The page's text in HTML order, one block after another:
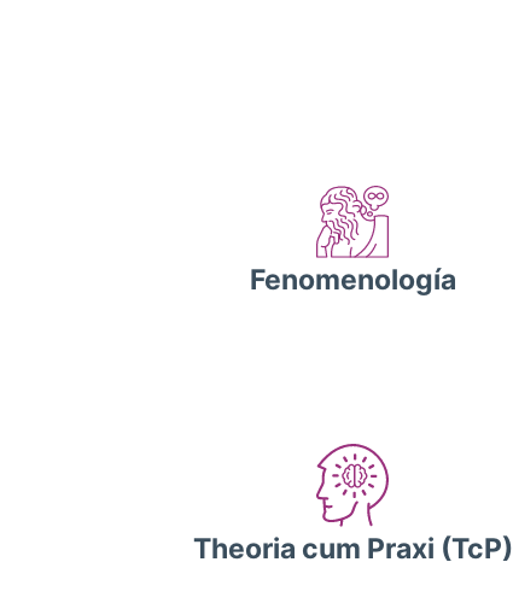
Fenomenología
Theoria cum Praxi (TcP)